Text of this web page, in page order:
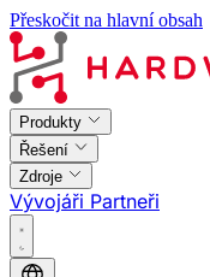
Přeskočit na hlavní obsah
Produkty
Řešení
Zdroje
Vývojáři Partneři